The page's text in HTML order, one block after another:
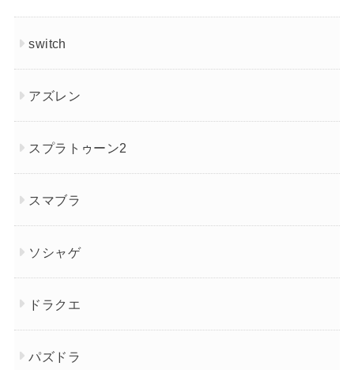
switch
アズレン
スプラトゥーン2
スマブラ
ソシャゲ
ドラクエ
パズドラ